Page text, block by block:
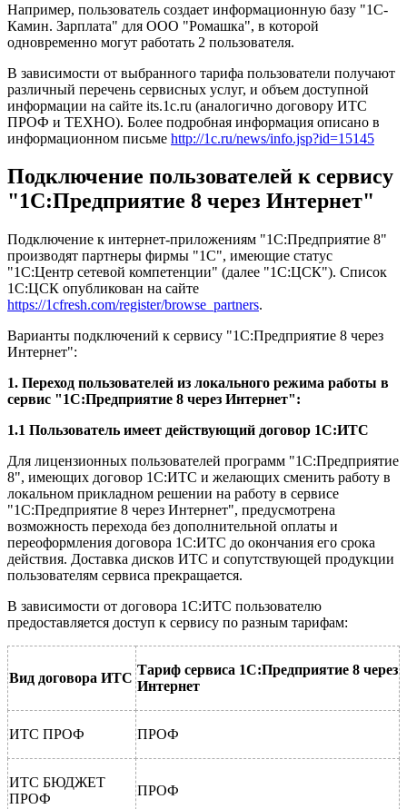
Например, пользователь создает информационную базу "1С-
Камин. Зарплата" для ООО "Ромашка", в которой
одновременно могут работать 2 пользователя.
В зависимости от выбранного тарифа пользователи получают
различный перечень сервисных услуг, и объем доступной
информации на сайте its.1c.ru (аналогично договору ИТС
ПРОФ и ТЕХНО). Более подробная информация описано в
информационном письме http://1c.ru/news/info.jsp?id=15145
Подключение пользователей к сервису
"1С:Предприятие 8 через Интернет"
Подключение к интернет-приложениям "1С:Предприятие 8"
производят партнеры фирмы "1С", имеющие статус
"1С:Центр сетевой компетенции" (далее "1С:ЦСК"). Список
1С:ЦСК опубликован на сайте
https://1cfresh.com/register/browse_partners.
Варианты подключений к сервису "1С:Предприятие 8 через
Интернет":
1. Переход пользователей из локального режима работы в
сервис "1С:Предприятие 8 через Интернет":
1.1 Пользователь имеет действующий договор 1С:ИТС
Для лицензионных пользователей программ "1С:Предприятие
8", имеющих договор 1С:ИТС и желающих сменить работу в
локальном прикладном решении на работу в сервисе
"1С:Предприятие 8 через Интернет", предусмотрена
возможность перехода без дополнительной оплаты и
переоформления договора 1С:ИТС до окончания его срока
действия. Доставка дисков ИТС и сопутствующей продукции
пользователям сервиса прекращается.
В зависимости от договора 1С:ИТС пользователю
предоставляется доступ к сервису по разным тарифам:
Вид договора ИТС
Тариф сервиса 1С:Предприятие 8 через
Интернет
ИТС ПРОФ ПРОФ
ИТС БЮДЖЕТ
ПРОФ
ПРОФ